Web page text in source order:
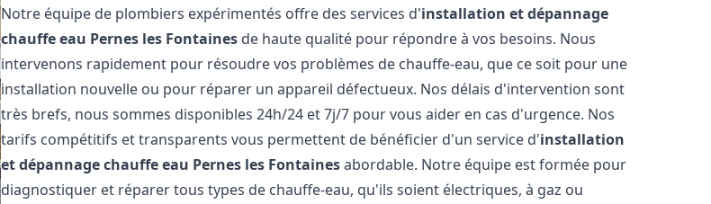
Notre équipe de plombiers expérimentés offre des services d'installation et dépannage
chauffe eau Pernes les Fontaines de haute qualité pour répondre à vos besoins. Nous
intervenons rapidement pour résoudre vos problèmes de chauffe-eau, que ce soit pour une
installation nouvelle ou pour réparer un appareil défectueux. Nos délais d'intervention sont
très brefs, nous sommes disponibles 24h/24 et 7j/7 pour vous aider en cas d'urgence. Nos
tarifs compétitifs et transparents vous permettent de bénéficier d'un service d'installation
et dépannage chauffe eau Pernes les Fontainesabordable. Notre équipe est formée pour
diagnostiquer et réparer tous types de chauffe-eau, qu'ils soient électriques, à gaz ou